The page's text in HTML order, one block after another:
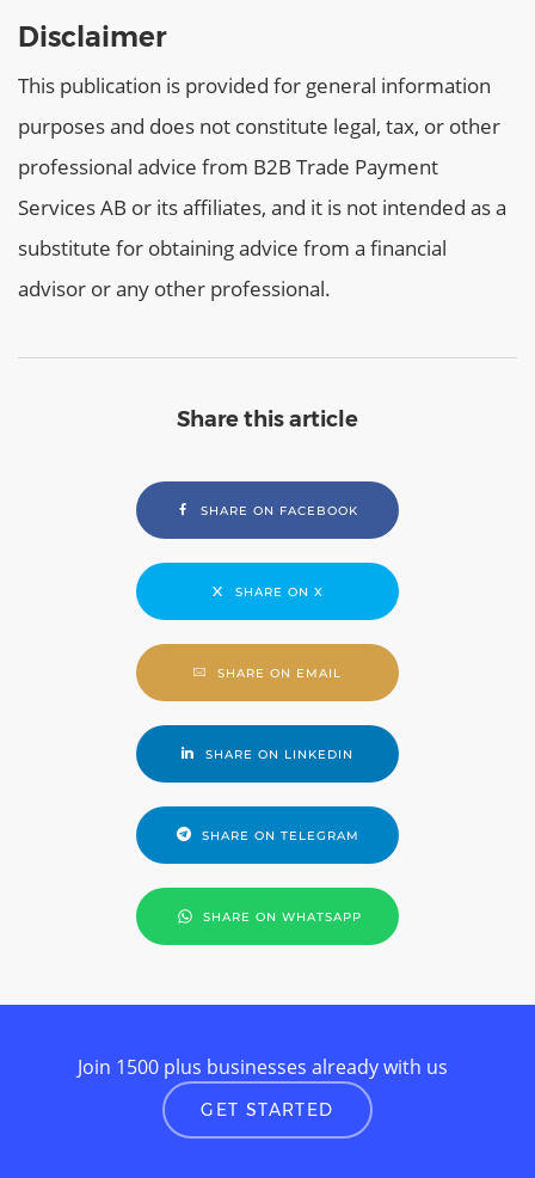
Disclaimer
This publication is provided for general information
purposes and does not constitute legal, tax, or other
professional advice from B2B Trade Payment
Services AB or its affiliates, and it is not intended as a
substitute for obtaining advice from a financial
advisor or any other professional.
Share this article
SHARE ON FACEBOOK
SHARE ON X
SHARE ON EMAIL
SHARE ON LINKEDIN
SHARE ON TELEGRAM
SHARE ON WHATSAPP
Join 1500 plus businesses already with us
GET STARTED